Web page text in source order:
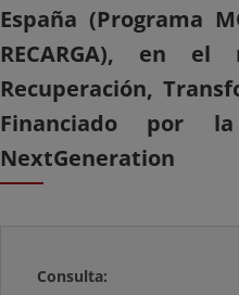
España (Programa
RECARGA), en
Recuperación,
Financiado por
NextGeneration
Consulta: